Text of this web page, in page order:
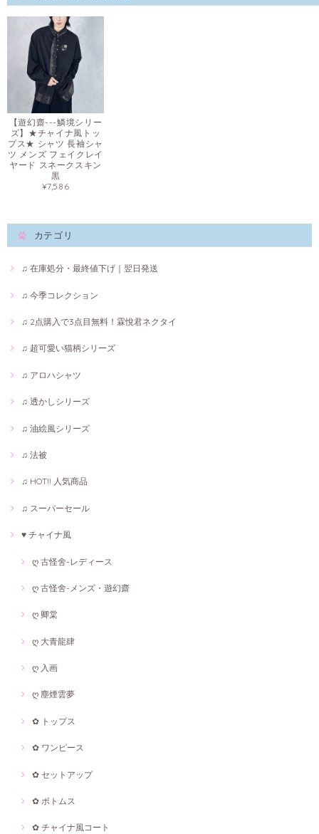
【遊幻齋---鱗境シリー
ズ】★チャイナ風トッ
プス★ シャツ 長袖シャ
ツ メンズ フェイクレイ
ヤード スネークスキン
黒
¥7,586
カテゴリ
♫ 在庫処分・最終値下げ｜翌日発送
♫ 今季コレクション
♫ 2点購入で3点目無料！霖悅君ネクタイ
♫ 超可愛い猫柄シリーズ
♫ アロハシャツ
♫ 透かしシリーズ
♫ 油絵風シリーズ
♫ 法被
♫ HOT!! 人気商品
♫ スーパーセール
♥ チャイナ風
ღ 古怪舍-レディース
ღ 古怪舍-メンズ・遊幻齋
ღ 卿棠
ღ 大青龍肆
ღ 入画
ღ 塵煙雲夢
✿ トップス
✿ ワンピース
✿ セットアップ
✿ ボトムス
✿ チャイナ風コート